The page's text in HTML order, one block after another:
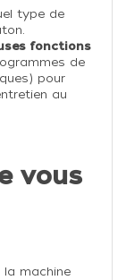
type de
fonctions
de
pour
au
vous
machine